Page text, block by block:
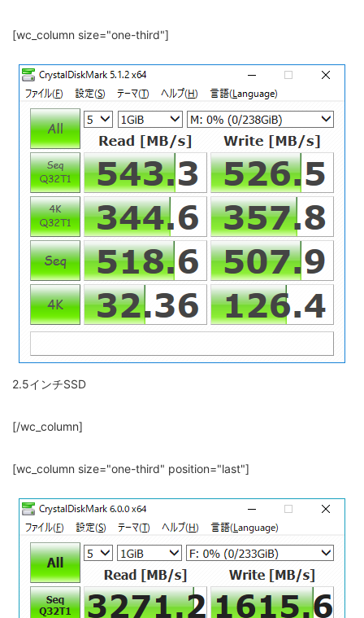
[wc_column size="one-third"]
2.5インチSSD
[/wc_column]
[wc_column size="one-third" position="last"]